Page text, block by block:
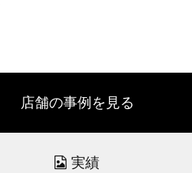
店舗の事例を見る
実績